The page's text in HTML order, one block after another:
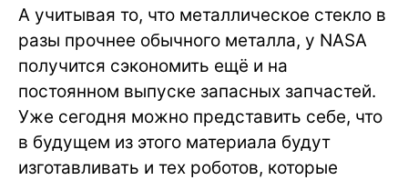
А учитывая то, что металлическое стекло в
разы прочнее обычного металла, у NASA
получится сэкономить ещё и на
постоянном выпуске запасных запчастей.
Уже сегодня можно представить себе, что
в будущем из этого материала будут
изготавливать и тех роботов, которые